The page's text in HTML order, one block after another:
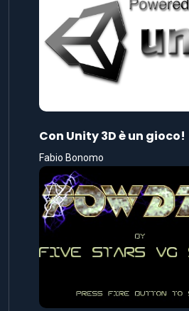
Con Unity 3D è un gioco!
Fabio Bonomo